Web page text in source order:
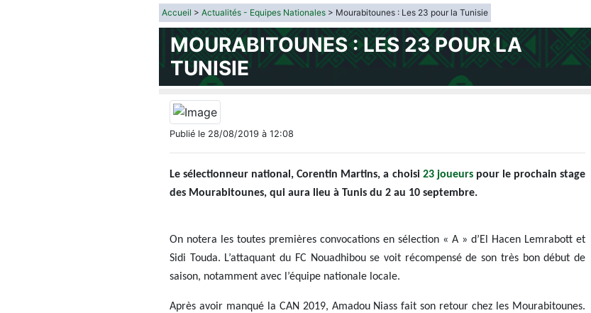
Accueil > Actualités - Equipes Nationales > Mourabitounes : Les 23 pour la Tunisie
MOURABITOUNES : LES 23 POUR LA
TUNISIE
Publié le 28/08/2019 à 12:08
Le sélectionneur national, Corentin Martins, a choisi 23 joueurspour le prochain stage
des Mourabitounes, qui aura lieu à Tunis du 2 au 10 septembre.
On notera les toutes premières convocations en sélection « A » d’El Hacen Lemrabott et
Sidi Touda. L’attaquant du FC Nouadhibou se voit récompensé de son très bon début de
saison, notamment avec l’équipe nationale locale.
Après avoir manqué la CAN 2019, Amadou Niass fait son retour chez les Mourabitounes.